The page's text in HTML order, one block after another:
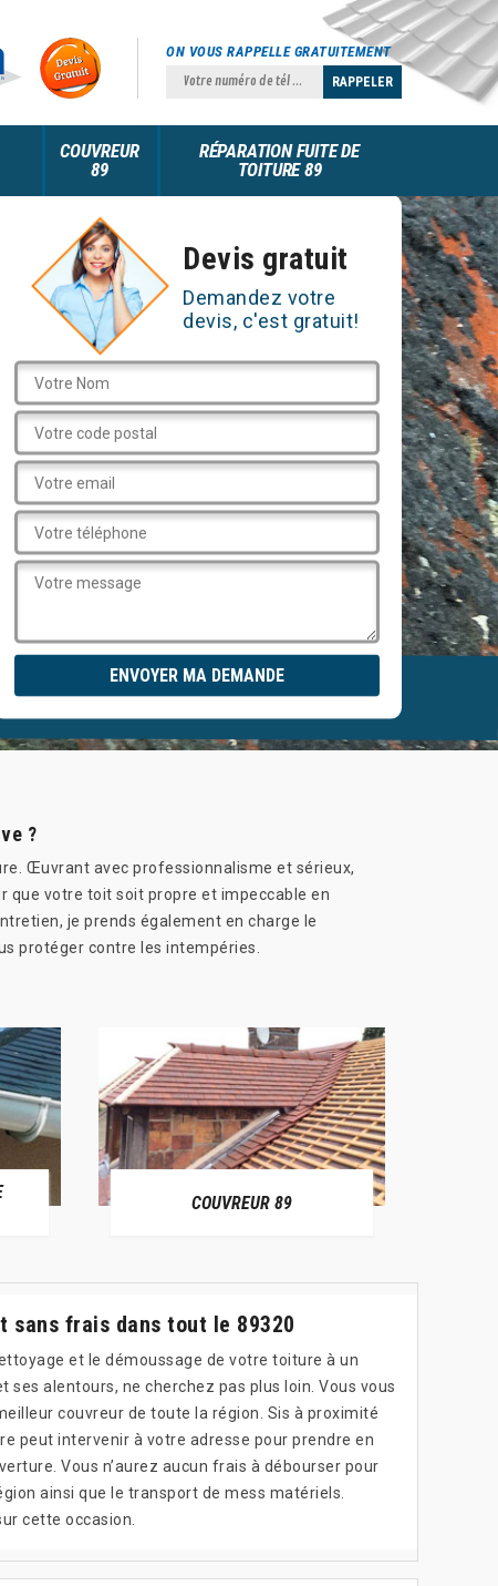
ON VOUS RAPPELLE GRATUITEMENT
COUVREUR
89
RÉPARATION FUITE DE
TOITURE 89
Devis gratuit
Demandez votre
devis, c'est gratuit!
?
Œuvrant avec professionnalisme et sérieux,
que votre toit soit propre et impeccable en
je prends également en charge le
protéger contre les intempéries.
COUVREUR 89
sans frais dans tout le 89320
et le démoussage de votre toiture à un
ses alentours, ne cherchez pas plus loin. Vous vous
couvreur de toute la région. Sis à proximité
peut intervenir à votre adresse pour prendre en
Vous n’aurez aucun frais à débourser pour
ainsi que le transport de mess matériels.
cette occasion.